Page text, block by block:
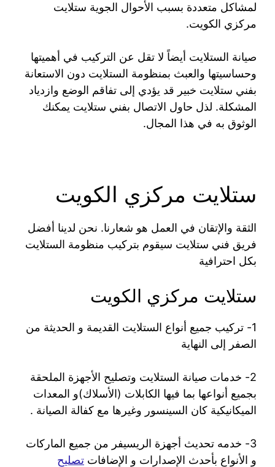
لمشاكل متعددة بسبب الأحوال الجوية ستلايت
مركزي الكويت.
صيانة الستلايت أيضاً لا تقل عن التركيب في أهميتها
وحساسيتها والعبث بمنظومة الستلايت دون الاستعانة
بفني ستلايت خبير قد يؤدي إلى تفاقم الوضع وازدياد
المشكلة. لذل حاول الاتصال بفني ستلايت يمكنك
الوثوق به في هذا المجال.
ستلايت مركزي الكويت
الثقة والإتقان في العمل هو شعارنا. نحن لدينا أفضل
فريق فني ستلايت سيقوم بتركيب منظومة الستلايت
بكل احترافية
ستلايت مركزي الكويت
1- تركيب جميع أنواع الستلايت القديمة و الحديثة من
الصفر إلى النهاية
2- خدمات صيانة الستلايت وتصليح الأجهزة الملحقة
بجميع أنواعها بما فيها الكابلات (الأسلاك)و المعدات
الميكانيكية كان السينسور وغيرها مع كفالة الصيانة .
3- خدمه تحديث أجهزة الريسيفر من جميع الماركات
و الأنواع بأحدث الإصدارات و الإضافات تصليح